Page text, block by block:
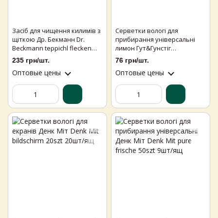
Засіб для чищення килимів з
щіткою Др. Бекманн Dr.
Beckmann teppichl flecken
burste 650ml 6шт/ящ
235 грн/шт.
Оптовые цены
Серветки вологі для
прибирання універсальні
лимон Гут&Гунстіг
Gut&Gunstig 80szt 6шт/ящ
76 грн/шт.
Оптовые цены